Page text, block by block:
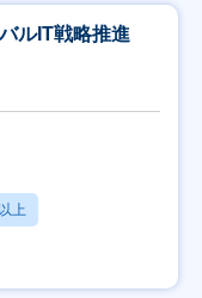
ルIT戦略推進
上